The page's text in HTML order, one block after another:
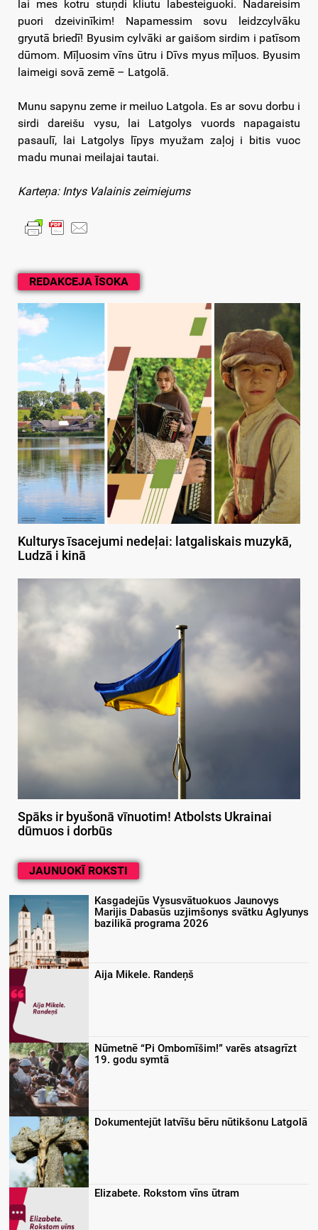
REDAKCEJA ĪSOKA
Kulturys īsacejumi nedeļai: latgaliskais muzykā,
Ludzā i kinā
Spāks ir byušonā vīnuotim! Atbolsts Ukrainai
dūmuos i dorbūs
lai mes kotru stuņdi kliutu labesteiguoki. Nadareisim
puori dzeivinīkim! Napamessim sovu leidzcylvāku
gryutā briedī! Byusim cylvāki ar gaišom sirdim i patīsom
dūmom. Mīļuosim vīns ūtru i Dīvs myus mīļuos. Byusim
laimeigi sovā zemē – Latgolā.
Munu sapynu zeme ir meiluo Latgola. Es ar sovu dorbu i
sirdi dareišu vysu, lai Latgolys vuords napagaistu
pasaulī, lai Latgolys līpys myužam zaļoj i bitis vuoc
madu munai meilajai tautai.
Karteņa: Intys Valainis zeimiejums
JAUNUOKĪ ROKSTI
Kasgadejūs Vysusvātuokuos Jaunovys
Marijis Dabasūs uzjimšonys svātku Aglyunys
bazilikā programa 2026
Aija Mikele. Randeņš
Nūmetnē “Pi Ombomīšim!” varēs atsagrīzt
19. godu symtā
Dokumentejūt latvīšu bēru nūtikšonu Latgolā
Elizabete. Rokstom vīns ūtram